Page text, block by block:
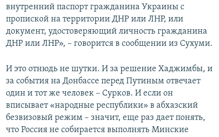
внутренний паспорт гражданина Украины с
пропиской на территории ДНР или ЛНР, или
документ, удостоверяющий личность гражданина
ДНР или ЛНР», – говорится в сообщении из Сухуми.
И это отнюдь не шутки. И за решение Хаджимбы, и
за события на Донбассе перед Путиным отвечает
один и тот же человек – Сурков. И если он
вписывает «народные республики» в абхазский
безвизовый режим – значит, еще раз дает понять,
что Россия не собирается выполнять Минские